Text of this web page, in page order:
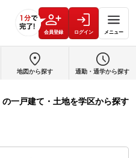
会員登録 ログイン メニュー
地図から探す 通勤・通学から探す
の一戸建て・土地を学区から探す